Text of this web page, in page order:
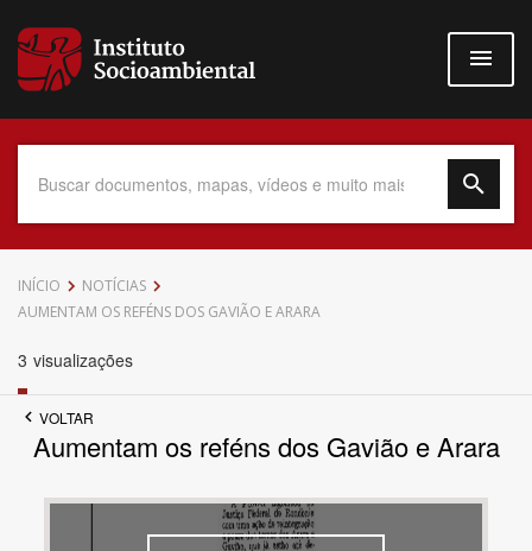
para
conteúdo
Data do Documento
Até
INÍCIO
NOTÍCIAS
AUMENTAM OS REFÉNS DOS GAVIÃO E ARARA
3 visualizações
VOLTAR
Aumentam os reféns dos Gavião e Arara